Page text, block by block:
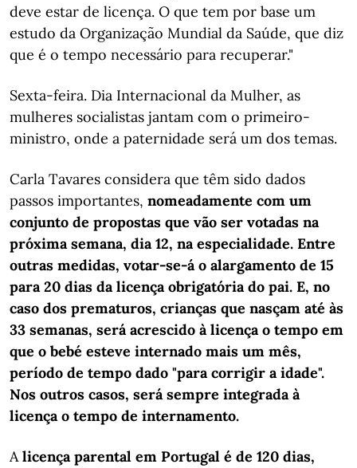
deve estar de licença. O que tem por base um
estudo da Organização Mundial da Saúde, que diz
que é o tempo necessário para recuperar."
Sexta-feira. Dia Internacional da Mulher, as
mulheres socialistas jantam com o primeiro-
ministro, onde a paternidade será um dos temas.
Carla Tavares considera que têm sido dados
passos importantes, nomeadamente com um
conjunto de propostas que vão ser votadas na
próxima semana, dia 12, na especialidade. Entre
outras medidas, votar-se-á o alargamento de 15
para 20 dias da licença obrigatória do pai. E, no
caso dos prematuros, crianças que nasçam até às
33 semanas, será acrescido à licença o tempo em
que o bebé esteve internado mais um mês,
período de tempo dado "para corrigir a idade".
Nos outros casos, será sempre integrada à
licença o tempo de internamento.
Alicença parental em Portugal é de 120 dias,